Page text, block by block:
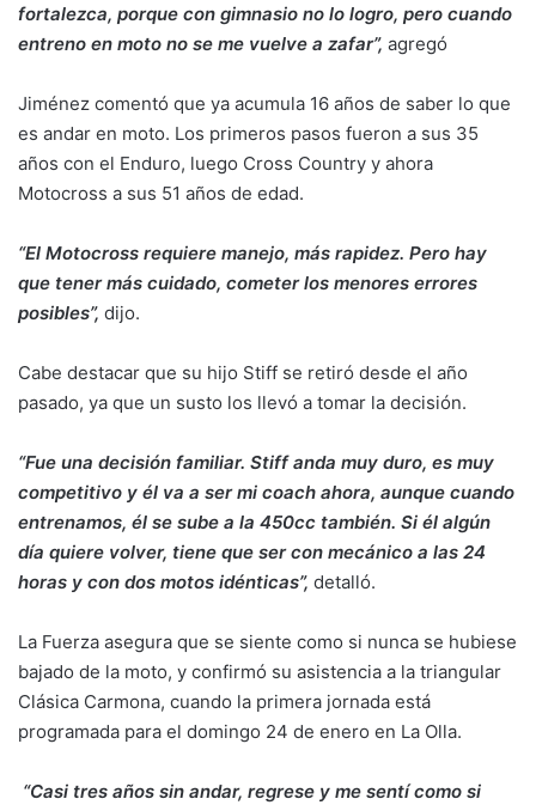
fortalezca, porque con gimnasio no lo logro, pero cuando
entreno en moto no se me vuelve a zafar”, agregó
Jiménez comentó que ya acumula 16 años de saber lo que
es andar en moto. Los primeros pasos fueron a sus 35
años con el Enduro, luego Cross Country y ahora
Motocross a sus 51 años de edad.
“El Motocross requiere manejo, más rapidez. Pero hay
que tener más cuidado, cometer los menores errores
posibles”, dijo.
Cabe destacar que su hijo Stiff se retiró desde el año
pasado, ya que un susto los llevó a tomar la decisión.
“Fue una decisión familiar. Stiff anda muy duro, es muy
competitivo y él va a ser mi coach ahora, aunque cuando
entrenamos, él se sube a la 450cc también. Si él algún
día quiere volver, tiene que ser con mecánico a las 24
horas y con dos motos idénticas”, detalló.
La Fuerza asegura que se siente como si nunca se hubiese
bajado de la moto, y confirmó su asistencia a la triangular
Clásica Carmona, cuando la primera jornada está
programada para el domingo 24 de enero en La Olla.
“Casi tres años sin andar, regrese y me sentí como si